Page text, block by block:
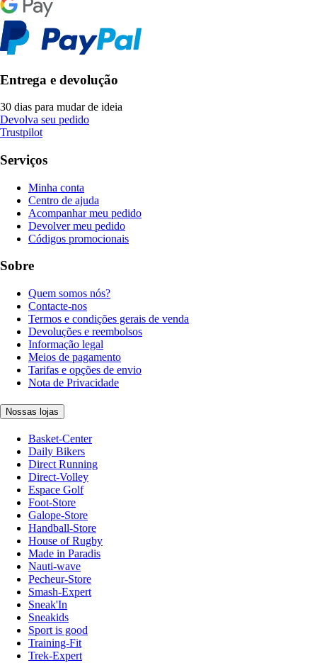
Entrega e devolução
30 dias para mudar de ideia
Devolva seu pedido
Trustpilot
Serviços
Minha conta
Centro de ajuda
Acompanhar meu pedido
Devolver meu pedido
Códigos promocionais
Sobre
Quem somos nós?
Contacte-nos
Termos e condições gerais de venda
Devoluções e reembolsos
Informação legal
Meios de pagamento
Tarifas e opções de envio
Nota de Privacidade
Nossas lojas
Basket-Center
Daily Bikers
Direct Running
Direct-Volley
Espace Golf
Foot-Store
Galope-Store
Handball-Store
House of Rugby
Made in Paradis
Nauti-wave
Pecheur-Store
Smash-Expert
Sneak'In
Sneakids
Sport is good
Training-Fit
Trek-Expert